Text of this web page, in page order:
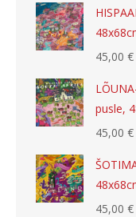
45,00 €
pusle,
45,00 €
45,00 €